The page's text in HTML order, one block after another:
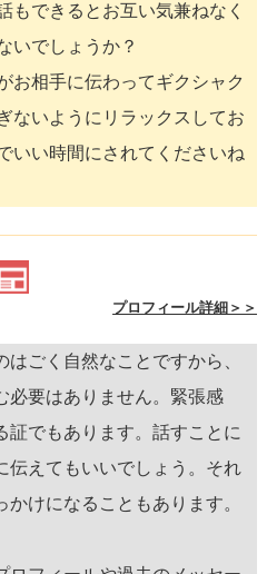
もできるとお互い気兼ねなく
いでしょうか？
お相手に伝わってギクシャク
ないようにリラックスしてお
いい時間にされてくださいね
プロフィール詳細＞＞
ごく自然なことですから、
必要はありません。緊張感
証でもあります。話すことに
伝えてもいいでしょう。それ
けになることもあります。